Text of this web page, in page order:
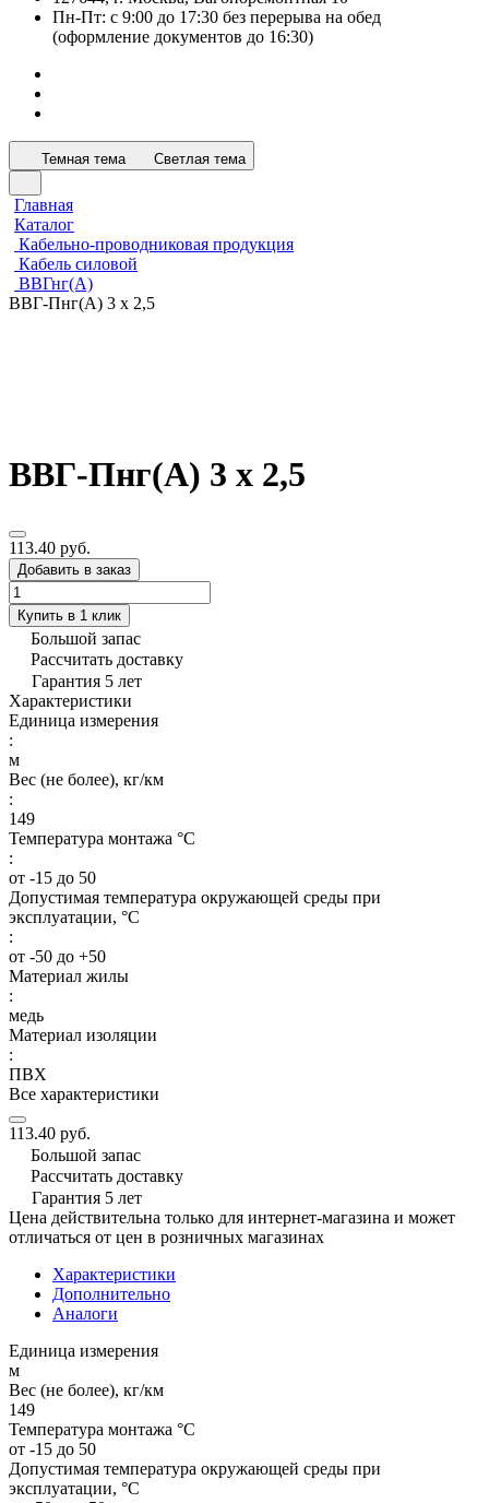
Пн-Пт: с 9:00 до 17:30 без перерыва на обед
(оформление документов до 16:30)
Темная тема Светлая тема
Главная
Каталог
Кабельно-проводниковая продукция
Кабель силовой
ВВГнг(А)
ВВГ-Пнг(А) 3 х 2,5
ВВГ-Пнг(А) 3 х 2,5
113.40 руб.
Добавить в заказ
Купить в 1 клик
Большой запас
Рассчитать доставку
Гарантия 5 лет
Характеристики
Единица измерения
:
м
Вес (не более), кг/км
:
149
Температура монтажа °C
:
от -15 до 50
Допустимая температура окружающей среды при
эксплуатации, °C
:
от -50 до +50
Материал жилы
:
медь
Материал изоляции
:
ПВХ
Все характеристики
113.40 руб.
Большой запас
Рассчитать доставку
Гарантия 5 лет
Цена действительна только для интернет-магазина и может
отличаться от цен в розничных магазинах
Характеристики
Дополнительно
Аналоги
Единица измерения
м
Вес (не более), кг/км
149
Температура монтажа °C
от -15 до 50
Допустимая температура окружающей среды при
эксплуатации, °C